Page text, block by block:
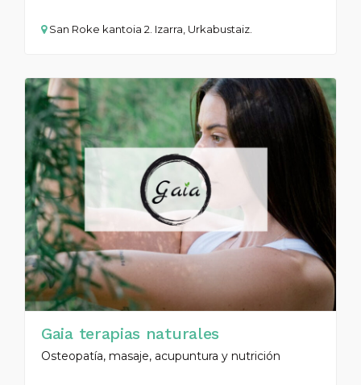
San Roke kantoia 2. Izarra, Urkabustaiz.
Gaia terapias naturales
Osteopatía, masaje, acupuntura y nutrición